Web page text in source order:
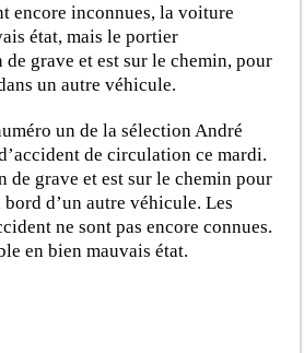
encore inconnues, la voiture
état, mais le portier
de grave et est sur le chemin, pour
un autre véhicule.
un de la sélection André
de circulation ce mardi.
de grave et est sur le chemin pour
d’un autre véhicule. Les
ne sont pas encore connues.
en bien mauvais état.